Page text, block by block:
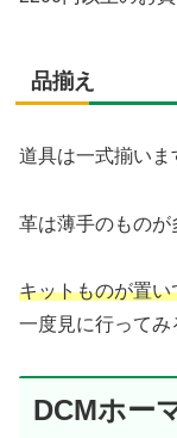
品揃え
道具は一式揃いま
革は薄手のものが
キットものが置い
一度見に行ってみ
DCMホー